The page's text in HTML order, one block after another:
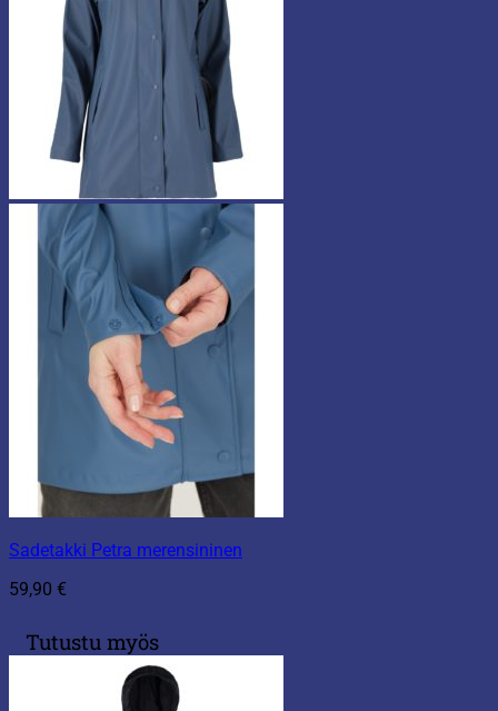
Sadetakki Petra merensininen
59,90 €
Tutustu myös